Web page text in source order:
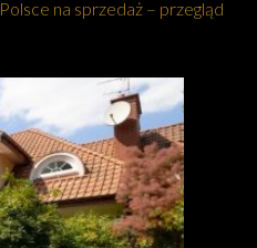
na sprzedaż – przegląd